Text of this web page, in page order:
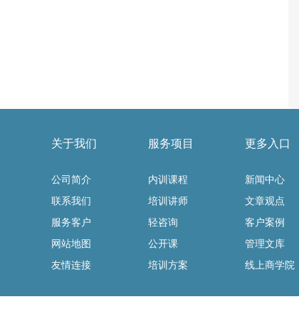
关于我们
公司简介
联系我们
服务客户
网站地图
友情连接
服务项目
内训课程
培训讲师
轻咨询
公开课
培训方案
更多入口
新闻中心
文章观点
客户案例
管理文库
线上商学院